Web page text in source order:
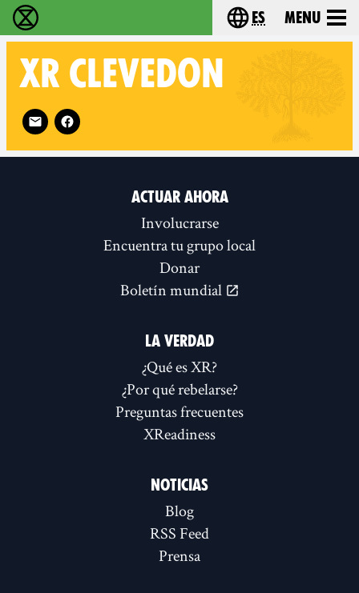
extinction rebellion - Home Choose your
es Menu
XR CLEVEDON
Follow XR Clevedon on
ACTUAR AHORA
Involucrarse
Encuentra tu grupo local
Donar
Boletín mundial
LA VERDAD
¿Qué es XR?
¿Por qué rebelarse?
Preguntas frecuentes
XReadiness
NOTICIAS
Blog
RSS Feed
Prensa